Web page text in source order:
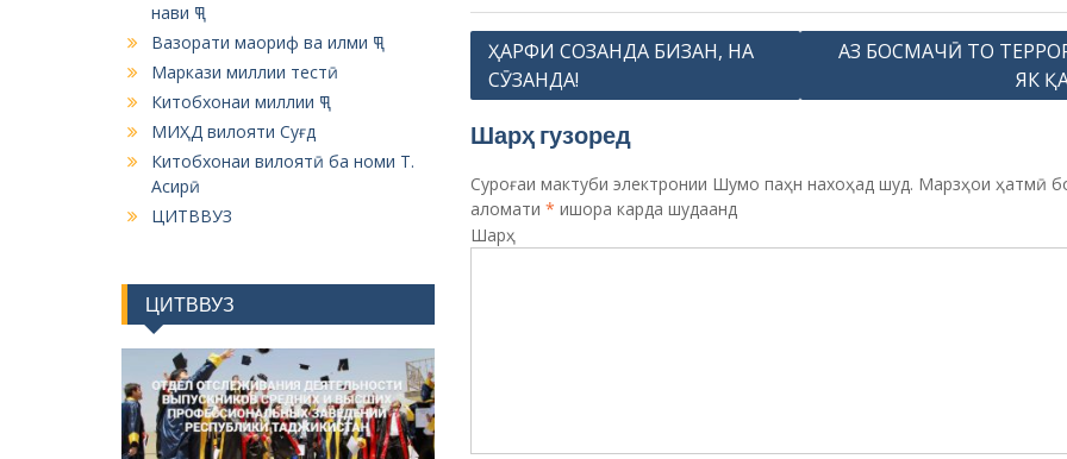
n
a
ҲАРФИ СОЗАНДА БИЗАН, НА
СӮЗАНДА!
АЗ БОСМАЧӢ ТО
ЯК
Шарҳ гузоред
Суроғаи мактуби электронии Шумо паҳн нахоҳад шуд. Марзҳои ҳатмӣ
аломати * ишора карда шудаанд
Шарҳ
нави ҶТ
Вазорати маориф ва илми ҶТ
Маркази миллии тестӣ
Китобхонаи миллии ҶТ
МИҲД вилояти Суғд
Китобхонаи вилоятӣ ба номи Т.
Асирӣ
ЦИТВВУЗ
ЦИТВВУЗ